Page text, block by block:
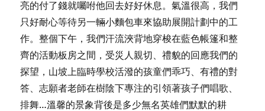
亮的付了錢就囑咐他回去好好休息。氣溫很高，我們
只好耐心等待另一輛小麵包車來協助展開計劃中的工
作。整個下午，我們汗流浹背地穿梭在藍色帳篷和整
齊的活動板房之間，受災人親切、禮貌的回應我們的
探望，山坡上臨時學校活潑的孩童們乖巧、有禮的對
答、志願者老師在樹陰下專注的引領著孩子們唱歌、
排舞…溫馨的景象背後是多少無名英雄們默默的耕